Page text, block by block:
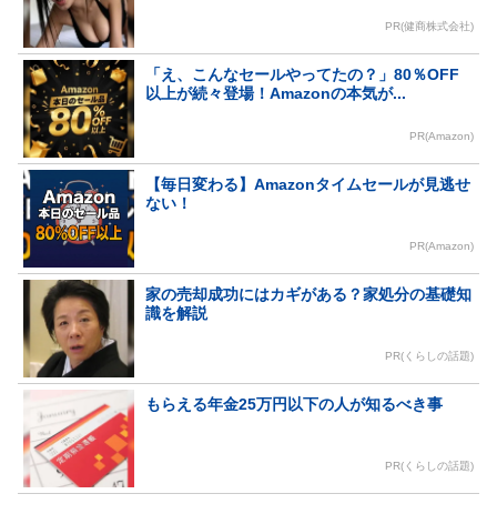
PR(健商株式会社)
「え、こんなセールやってたの？」80％OFF
以上が続々登場！Amazonの本気が...
PR(Amazon)
【毎日変わる】Amazonタイムセールが見逃せ
ない！
PR(Amazon)
家の売却成功にはカギがある？家処分の基礎知
識を解説
PR(くらしの話題)
もらえる年金25万円以下の人が知るべき事
PR(くらしの話題)